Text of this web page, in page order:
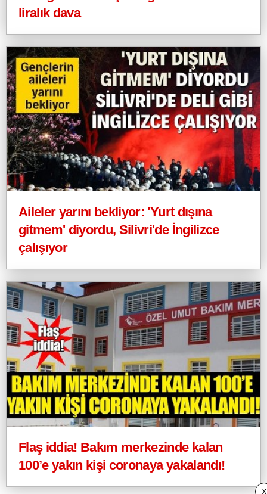
liralık dava
Aileler yarını bekliyor: 'Yurt dışına
gitmem' diyordu, Silivri'de İngilizce
çalışıyor
Flaş iddia! Bakım merkezinde kalan
100’e yakın kişi coronaya yakalandı!
X